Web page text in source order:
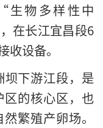
生物多样性中
在长江宜昌段6
设备。
下游江段，是
的核心区，也
繁殖产卵场。